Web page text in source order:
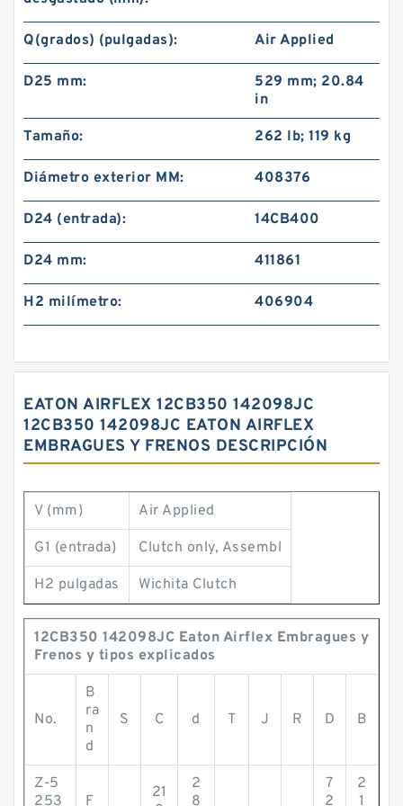
Q(grados) (pulgadas): Air Applied
D25 mm:
529 mm; 20.84
in
Tamaño: 262 lb; 119 kg
Diámetro exterior MM: 408376
D24 (entrada): 14CB400
D24 mm: 411861
H2 milímetro: 406904
EATON AIRFLEX 12CB350 142098JC
12CB350 142098JC EATON AIRFLEX
EMBRAGUES Y FRENOS DESCRIPCIÓN
V (mm) Air Applied
G1 (entrada) Clutch only, Assembl
H2 pulgadas Wichita Clutch
12CB350 142098JC Eaton Airflex Embragues y
Frenos y tipos explicados
No.
B
ra
n
d
S C d T J R D B
Z-5
253
F
21
2
8
7
2
2
1